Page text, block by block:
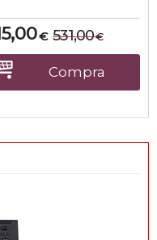
€ €
531,00
Compra